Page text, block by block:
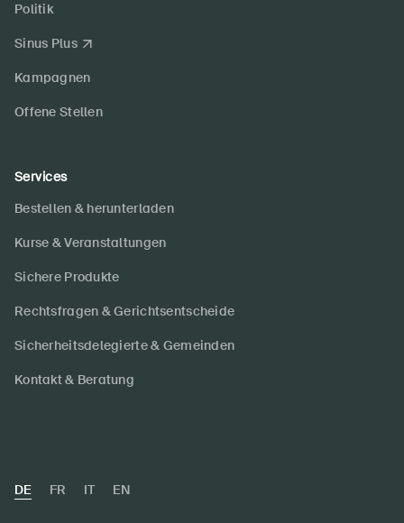
Politik
Sinus Plus
Kampagnen
Offene Stellen
Services
Bestellen & herunterladen
Kurse & Veranstaltungen
Sichere Produkte
Rechtsfragen & Gerichtsentscheide
Sicherheitsdelegierte & Gemeinden
Kontakt & Beratung
DE FR IT EN